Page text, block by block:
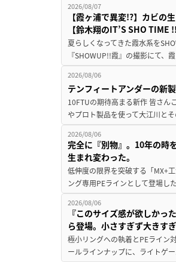
2026/08/07
【霞ヶ浦で異変!?】カビ
【鈴木翔のIT’S SHO TIME
夏らしくなってきた霞水系を
『SHOWUP!!霞』の撮影にて
2026/08/06
テンフィートアンダーの新
10FTUの期待高まる新作 皆さん
やプロト製品を使って大江川と
2026/08/06
完全に『別物』。10年の時
生まれ変わった。
低伸度の限界を突破する「MX+
ング専用PEラインとして登場
2026/08/06
『このサイズ感が欲しかっ
ら登場。小さすぎず大きす
極小リングへの執着とPEライン
ールラインナップに、ライトゲ